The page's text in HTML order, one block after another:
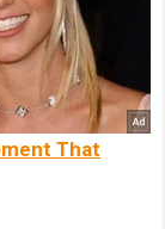
That